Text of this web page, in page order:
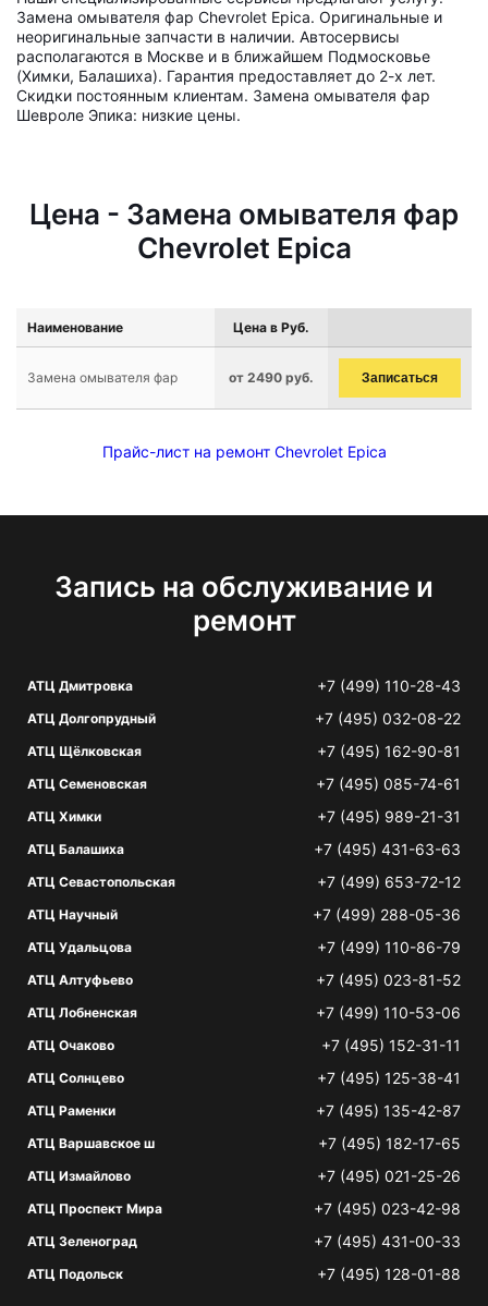
Замена омывателя фар Chevrolet Epica. Оригинальные и
неоригинальные запчасти в наличии. Автосервисы
располагаются в Москве и в ближайшем Подмосковье
(Химки, Балашиха). Гарантия предоставляет до 2-х лет.
Скидки постоянным клиентам. Замена омывателя фар
Шевроле Эпика: низкие цены.
Цена - Замена омывателя фар
Chevrolet Epica
Наименование Цена в Руб.
Замена омывателя фар от 2490 руб. Записаться
Прайс-лист на ремонт Chevrolet Epica
Запись на обслуживание и
ремонт
АТЦ Дмитровка +7 (499) 110-28-43
АТЦ Долгопрудный +7 (495) 032-08-22
АТЦ Щёлковская +7 (495) 162-90-81
АТЦ Семеновская +7 (495) 085-74-61
АТЦ Химки +7 (495) 989-21-31
АТЦ Балашиха +7 (495) 431-63-63
АТЦ Севастопольская +7 (499) 653-72-12
АТЦ Научный +7 (499) 288-05-36
АТЦ Удальцова +7 (499) 110-86-79
АТЦ Алтуфьево +7 (495) 023-81-52
АТЦ Лобненская +7 (499) 110-53-06
АТЦ Очаково +7 (495) 152-31-11
АТЦ Солнцево +7 (495) 125-38-41
АТЦ Раменки +7 (495) 135-42-87
АТЦ Варшавское ш +7 (495) 182-17-65
АТЦ Измайлово +7 (495) 021-25-26
АТЦ Проспект Мира +7 (495) 023-42-98
АТЦ Зеленоград +7 (495) 431-00-33
АТЦ Подольск +7 (495) 128-01-88